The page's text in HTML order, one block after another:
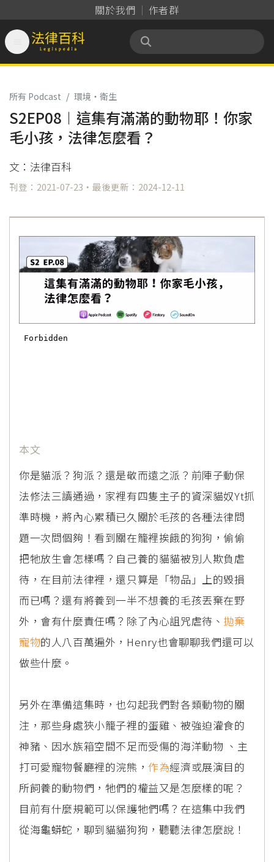
關於我們 作者群
法律百科 Legispedia
所有 Podcast / 環境‧衛生
S2EP08︱這集有滿滿的動物耶！你家
毛小孩，法律怎麼看？
文：法律百科
刊登：2021-07-23・最後更新：2024-12-11
本文
你是貓派？狗派？還是敬而遠之派？前陣子動保
法修法三讀通過，家裡有四隻主子的資深貓奴Yt抓
準時機，將內心累積已久關於毛孩的各種法律問
題一次問個夠！看到關在籠裡挨餓的狗狗，偷偷
把牠放生會怎樣嗎？自己養的貓貓被別人欺負虐
待，在目前法律裡，還只算是「物品」上的毀損
而已嗎？還有將養到一半不想養的毛孩丟棄在野
外，會有什麼責任嗎？除了內心詛咒虐待、 拋棄
寵物的人八百萬遍外，Henry也會聊聊我們還可以
做些什麼。
另外在準備這集時，也勾起我們對各類動物的關
注，那些身處狹小籠子裡的蛋雞、被強迫灌食的
神豬、因水族箱空間不足而受傷的海洋動物 、主
打可愛寵物餐廳裡的浣熊，作為經濟或展演目的
所飼養的動物們，牠們的權益又是怎麼樣的呢？
目前有什麼規範可以保護牠們嗎？在這集中我們
從海龜蟒蛇，聊到貓貓狗狗，聽聽法律怎麼說！